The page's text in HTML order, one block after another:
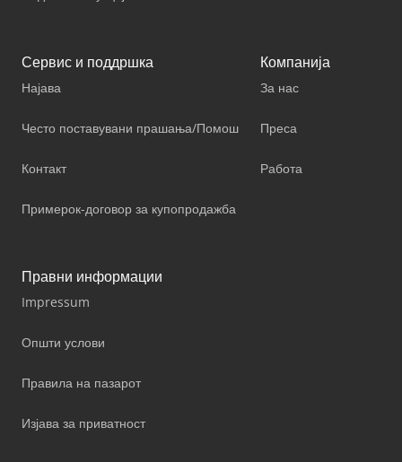
Сервис и поддршка
Најава
Често поставувани прашања/Помош
Контакт
Примерок-договор за купопродажба
Компанија
За нас
Преса
Работа
Правни информации
Impressum
Општи услови
Правила на пазарот
Изјава за приватност